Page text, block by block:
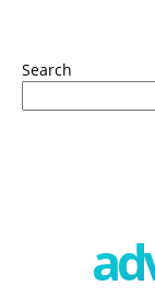
Search